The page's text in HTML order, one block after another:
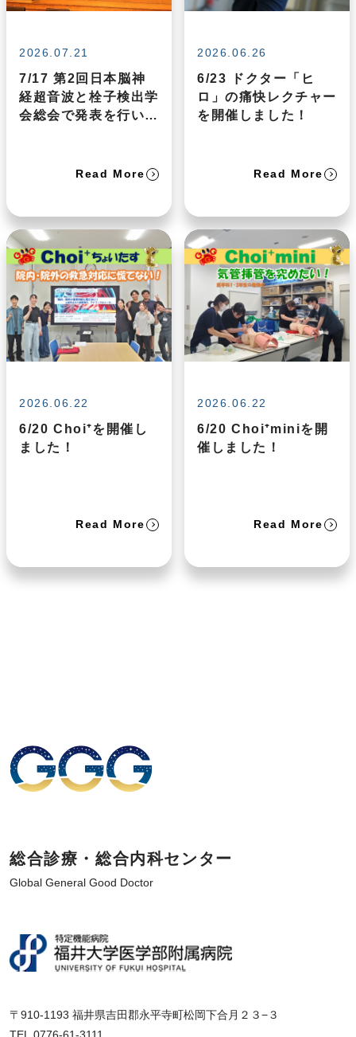
2026.07.21
7/17 第2回日本脳神
経超音波と栓子検出学
会総会で発表を行いま
Read More
2026.06.26
6/23 ドクター「ヒ
ロ」の痛快レクチャー
を開催しました！
Read More
2026.06.22
6/20 Choi⁺を開催し
ました！
Read More
2026.06.22
6/20 Choi⁺miniを開
催しました！
Read More
総合診療・総合内科センター
Global General Good Doctor
〒910-1193 福井県吉田郡永平寺町松岡下合月２３−３